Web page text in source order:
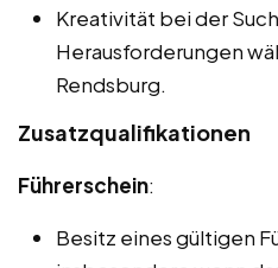
Kreativität bei der
Herausforderungen
Rendsburg.
Zusatzqualifikationen
Führerschein:
Besitz eines gültigen